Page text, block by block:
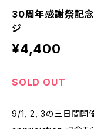
30周年感謝祭記念
ジ
¥4,400
SOLD OUT
9/1, 2, 3の三日間開